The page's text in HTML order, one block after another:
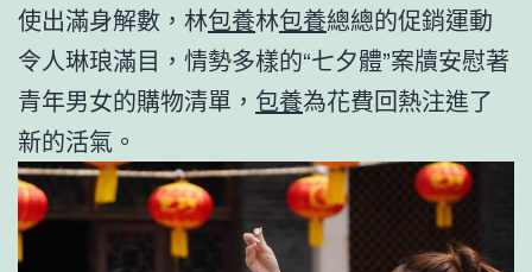
使出滿身解數，林包養林包養總總的促銷運動
令人琳琅滿目，情勢多樣的“七夕體”案牘安慰著
青年男女的購物清單， 包養為花費回熱注進了
新的活氣。